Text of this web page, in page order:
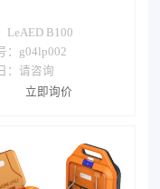
LeAED B100
：g04lp002
： 请咨询
立即询价